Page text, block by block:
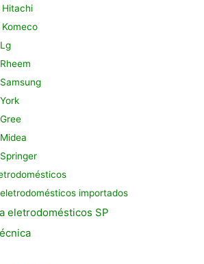
Hitachi
importados
eletrodomésticos SP